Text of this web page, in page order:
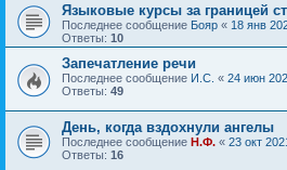
Языковые курсы за границей
Последнее сообщение Бояр « 18 янв
Ответы: 10
Запечатление речи
Последнее сообщение И.С. « 24 июн
Ответы: 49
День, когда вздохнули ангелы
Последнее сообщение Н.Ф. « 23 окт
Ответы: 16